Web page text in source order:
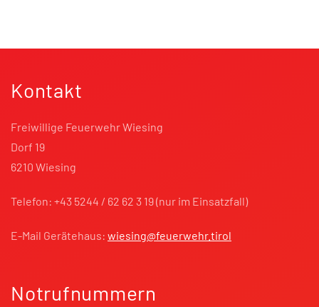
Kontakt
Freiwillige Feuerwehr Wiesing
Dorf 19
6210 Wiesing
Telefon: +43 5244 / 62 62 3 19 (nur im Einsatzfall)
E-Mail Gerätehaus: wiesing@feuerwehr.tirol
Notrufnummern